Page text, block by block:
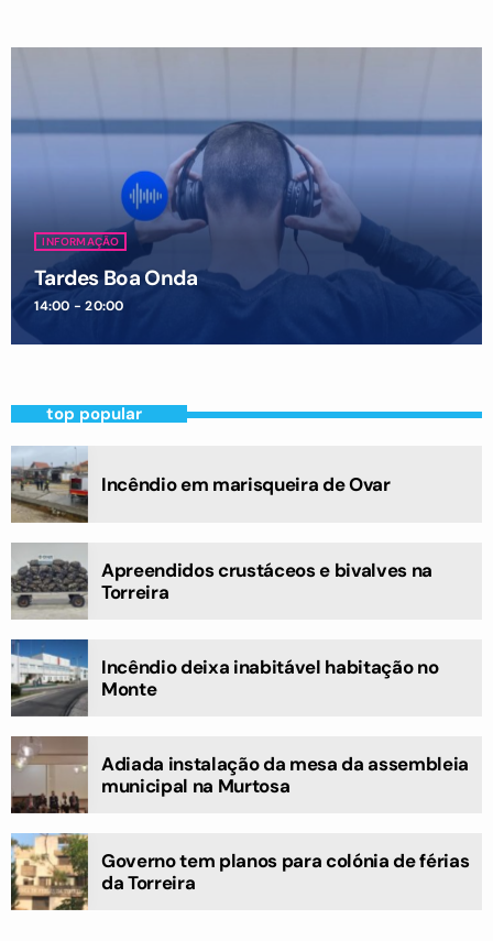
INFORMAÇÃO
Tardes Boa Onda
14:00 - 20:00
top popular
Incêndio em marisqueira de Ovar
Apreendidos crustáceos e bivalves na
Torreira
Incêndio deixa inabitável habitação no
Monte
Adiada instalação da mesa da assembleia
municipal na Murtosa
Governo tem planos para colónia de férias
da Torreira